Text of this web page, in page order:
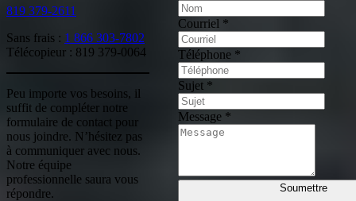
819 379-2611
Sans frais : 1 866 303-7802
Télécopieur : 819 379-0064
Peu importe vos besoins, il
suffit de compléter notre
formulaire de contact pour
nous joindre. N’hésitez pas
à communiquer avec nous.
Notre équipe
professionnelle saura vous
répondre.
Courriel *
Téléphone *
Sujet *
Message *
Soumettre